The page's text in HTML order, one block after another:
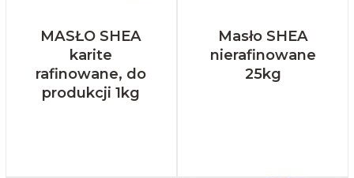
MASŁO SHEA
karite
rafinowane, do
produkcji 1kg
Masło SHEA
nierafinowane
25kg